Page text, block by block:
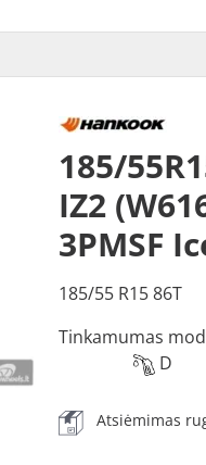
185/
IZ2
3PMSF
185/55 R15 86T
Tinkamumas
D
Atsiėmimas